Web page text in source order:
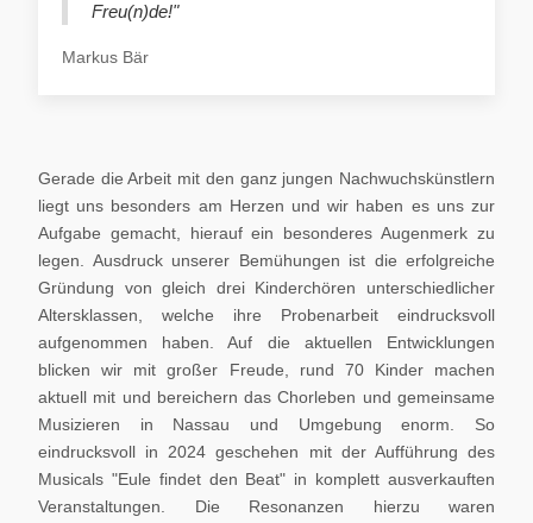
Freu(n)de!"
Markus Bär
Gerade die Arbeit mit den ganz jungen Nachwuchskünstlern
liegt uns besonders am Herzen und wir haben es uns zur
Aufgabe gemacht, hierauf ein besonderes Augenmerk zu
legen. Ausdruck unserer Bemühungen ist die erfolgreiche
Gründung von gleich drei Kinderchören unterschiedlicher
Altersklassen, welche ihre Probenarbeit eindrucksvoll
aufgenommen haben. Auf die aktuellen Entwicklungen
blicken wir mit großer Freude, rund 70 Kinder machen
aktuell mit und bereichern das Chorleben und gemeinsame
Musizieren in Nassau und Umgebung enorm. So
eindrucksvoll in 2024 geschehen mit der Aufführung des
Musicals "Eule findet den Beat" in komplett ausverkauften
Veranstaltungen. Die Resonanzen hierzu waren